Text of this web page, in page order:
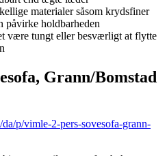
materialer såsom krydsfiner
påvirke holdbarheden
være tungt eller besværligt at flytte
Grann/Bomstad
p/vimle-2-pers-sovesofa-grann-